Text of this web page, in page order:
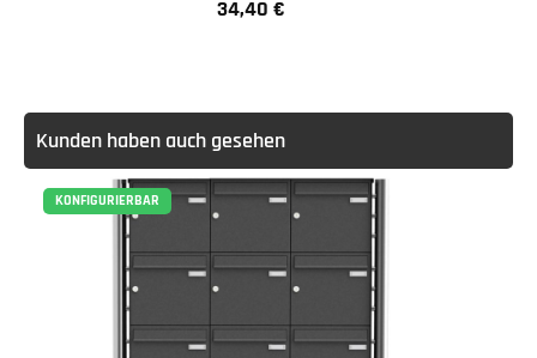
Regulärer Preis:
34,40 €
Kunden haben auch gesehen
KONFIGURIERBAR